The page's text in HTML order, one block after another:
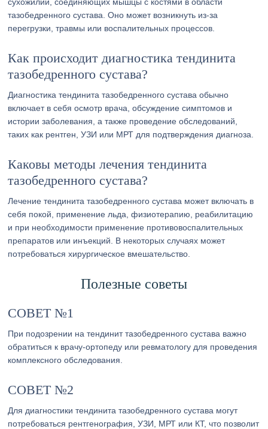
тазобедренного сустава. Оно может возникнуть из-за
перегрузки, травмы или воспалительных процессов.
Как происходит диагностика тендинита
тазобедренного сустава?
Диагностика тендинита тазобедренного сустава обычно
включает в себя осмотр врача, обсуждение симптомов и
истории заболевания, а также проведение обследований,
таких как рентген, УЗИ или МРТ для подтверждения диагноза.
Каковы методы лечения тендинита
тазобедренного сустава?
Лечение тендинита тазобедренного сустава может включать в
себя покой, применение льда, физиотерапию, реабилитацию
и при необходимости применение противовоспалительных
препаратов или инъекций. В некоторых случаях может
потребоваться хирургическое вмешательство.
Полезные советы
СОВЕТ №1
При подозрении на тендинит тазобедренного сустава важно
обратиться к врачу-ортопеду или ревматологу для проведения
комплексного обследования.
СОВЕТ №2
Для диагностики тендинита тазобедренного сустава могут
потребоваться рентгенография, УЗИ, МРТ или КТ, что позволит